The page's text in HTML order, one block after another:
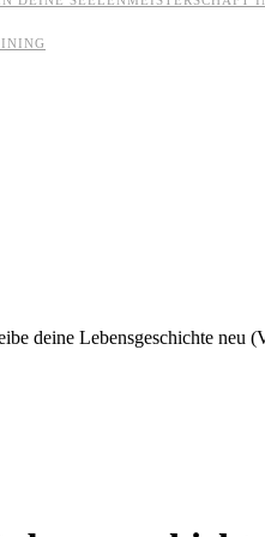
deine Lebensgeschichte neu